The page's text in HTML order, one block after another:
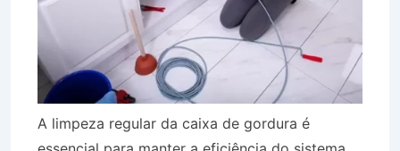
A limpeza regular da caixa de gordura é